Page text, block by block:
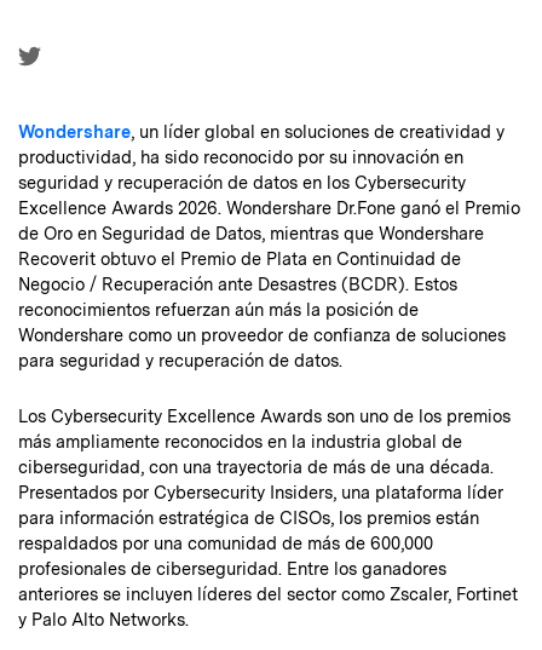
Wondershare, un líder global en soluciones de creatividad y
productividad, ha sido reconocido por su innovación en
seguridad y recuperación de datos en los Cybersecurity
Excellence Awards 2026. Wondershare Dr.Fone ganó el Premio
de Oro en Seguridad de Datos, mientras que Wondershare
Recoverit obtuvo el Premio de Plata en Continuidad de
Negocio / Recuperación ante Desastres (BCDR). Estos
reconocimientos refuerzan aún más la posición de
Wondershare como un proveedor de confianza de soluciones
para seguridad y recuperación de datos.
Los Cybersecurity Excellence Awards son uno de los premios
más ampliamente reconocidos en la industria global de
ciberseguridad, con una trayectoria de más de una década.
Presentados por Cybersecurity Insiders, una plataforma líder
para información estratégica de CISOs, los premios están
respaldados por una comunidad de más de 600,000
profesionales de ciberseguridad. Entre los ganadores
anteriores se incluyen líderes del sector como Zscaler, Fortinet
y Palo Alto Networks.